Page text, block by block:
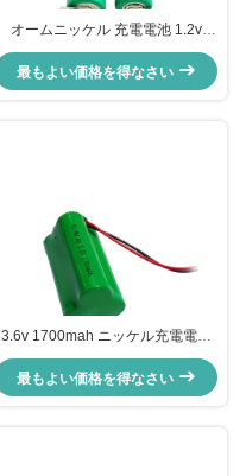
オームニッケル 充電電池 1.2v
300mah NiMh Aa バッテリーセル
パック
最もよい価格を得なさい
3.6v 1700mah ニッケル充電電池
NiMH AA充電
最もよい価格を得なさい